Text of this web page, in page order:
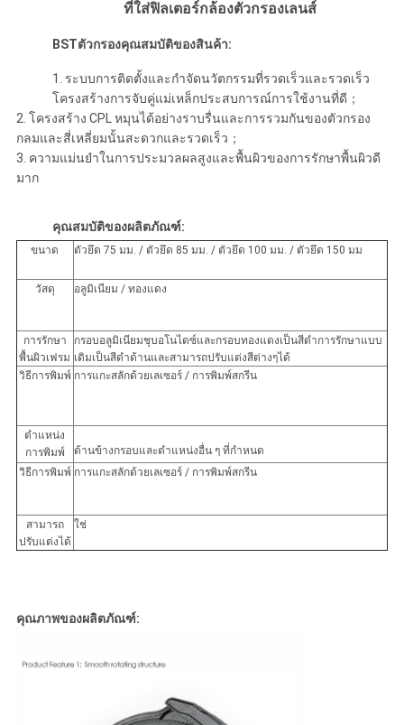
ที่ใส่ฟิลเตอร์กล้องตัวกรองเลนส์
BSTตัวกรองคุณสมบัติของสินค้า:
1. ระบบการติดตั้งและกำจัดนวัตกรรมที่รวดเร็วและรวดเร็ว
โครงสร้างการจับคู่แม่เหล็กประสบการณ์การใช้งานที่ดี；
2. โครงสร้าง CPL หมุนได้อย่างราบรื่นและการรวมกันของตัวกรอง
กลมและสี่เหลี่ยมนั้นสะดวกและรวดเร็ว；
3. ความแม่นยำในการประมวลผลสูงและพื้นผิวของการรักษาพื้นผิวดี
มาก
คุณสมบัติของผลิตภัณฑ์:
ขนาด ตัวยึด 75 มม. / ตัวยึด 85 มม. / ตัวยึด 100 มม. / ตัวยึด 150 มม
วัสดุ อลูมิเนียม / ทองแดง
การรักษา
พื้นผิวเฟรม
กรอบอลูมิเนียมชุบอโนไดซ์และกรอบทองแดงเป็นสีดำการรักษาแบบ
เดิมเป็นสีดำด้านและสามารถปรับแต่งสีต่างๆได้
วิธีการพิมพ์ การแกะสลักด้วยเลเซอร์ / การพิมพ์สกรีน
ตำแหน่ง
การพิมพ์
ด้านข้างกรอบและตำแหน่งอื่น ๆ ที่กำหนด
วิธีการพิมพ์ การแกะสลักด้วยเลเซอร์ / การพิมพ์สกรีน
สามารถ
ปรับแต่งได้
ใช่
คุณภาพของผลิตภัณฑ์: